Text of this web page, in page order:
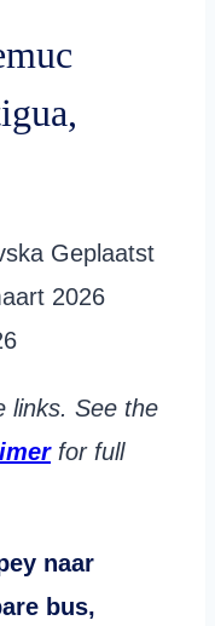
Geplaatst
2026
links. See the
for full
naar
bus,